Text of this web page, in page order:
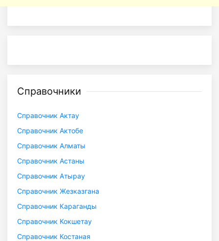
Справочники
Справочник Актау
Справочник Актобе
Справочник Алматы
Справочник Астаны
Справочник Атырау
Справочник Жезказгана
Справочник Караганды
Справочник Кокшетау
Справочник Костаная